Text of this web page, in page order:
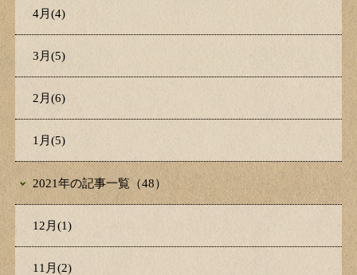
4月(4)
3月(5)
2月(6)
1月(5)
2021年の記事一覧（48）
12月(1)
11月(2)